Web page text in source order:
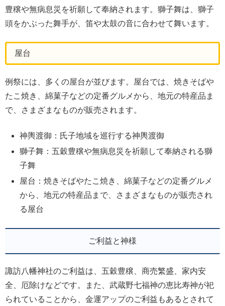
豊穣や無病息災を祈願して奉納されます。獅子舞は、獅子
頭をかぶった舞手が、笛や太鼓の音に合わせて舞います。
屋台
例祭には、多くの屋台が並びます。屋台では、焼きそばや
たこ焼き、綿菓子などの定番グルメから、地元の特産品ま
で、さまざまなものが販売されます。
神輿渡御：氏子地域を巡行する神輿渡御
獅子舞：五穀豊穣や無病息災を祈願して奉納される獅
子舞
屋台：焼きそばやたこ焼き、綿菓子などの定番グルメ
から、地元の特産品まで、さまざまなものが販売され
る屋台
ご利益と神様
諏訪八幡神社のご利益は、五穀豊穣、商売繁盛、家内安
全、厄除けなどです。また、武蔵野七福神の恵比寿神が祀
られていることから、金運アップのご利益もあるとされて